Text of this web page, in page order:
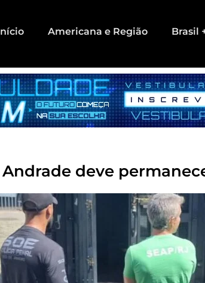
Americana e Região Brasil
deve